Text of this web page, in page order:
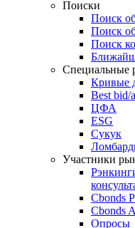
Облигации
Поиски
Поиск
Поиск
Поиск
Специальные
Кривые
Best bid/
ЦФА
ESG
Сукук
Участники